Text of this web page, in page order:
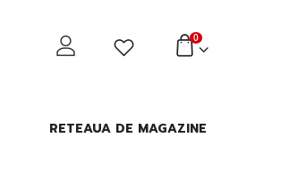
0
RETEAUA DE MAGAZINE